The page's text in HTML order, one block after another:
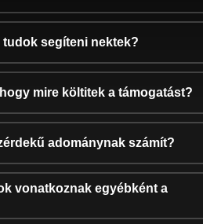
tudok segíteni nektek?
mire költitek a támogatást?
adománynak számít?
vonatkoznak egyébként a